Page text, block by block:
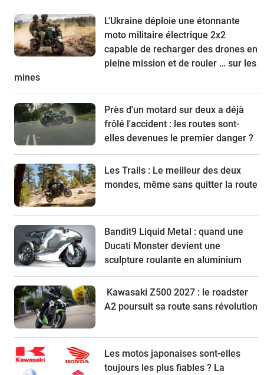
L'Ukraine déploie une étonnante
moto militaire électrique 2x2
capable de recharger des drones en
pleine mission et de rouler … sur les
mines
Près d'un motard sur deux a déjà
frôlé l'accident : les routes sont-
elles devenues le premier danger ?
Les Trails : Le meilleur des deux
mondes, même sans quitter la route
Bandit9 Liquid Metal : quand une
Ducati Monster devient une
sculpture roulante en aluminium
Kawasaki Z500 2027 : le roadster
A2 poursuit sa route sans révolution
Les motos japonaises sont-elles
toujours les plus fiables ? La